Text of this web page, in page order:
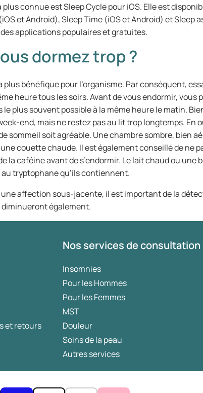
connue est Sleep Cycle pour iOS. Elle est
et Android), Sleep Time (iOS et Android) et Sleep
applications populaires et gratuites.
dormez trop ?
plus bénéfique pour l’organisme. Par conséquent,
heure tous les soirs. Avant de vous endormir, vous
plus souvent possible à la même heure le matin.
end, mais ne restez pas au lit trop longtemps. En
sommeil soit agréable. Une chambre sombre, bien
couette chaude. Il est également conseillé de ne
la caféine avant de s’endormir. Le lait chaud ou une
tryptophane qu’ils contiennent.
une affection sous-jacente, il est important de la
diminueront également.
et retours
Nos services de consultation
Insomnies
Pour les Hommes
Pour les Femmes
MST
Douleur
Soins de la peau
Autres services